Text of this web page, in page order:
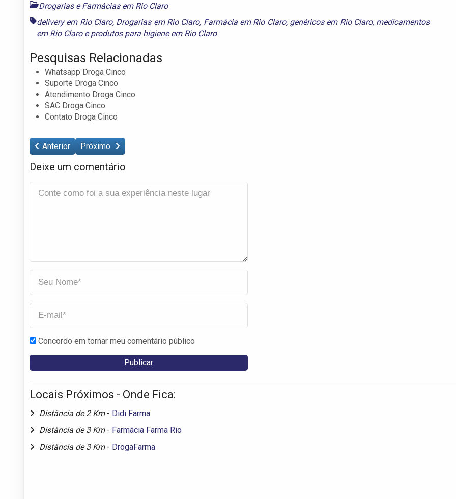
Drogarias e Farmácias em Rio Claro
delivery em Rio Claro, Drogarias em Rio Claro, Farmácia em Rio Claro, genéricos em Rio Claro, medicamentos
em Rio Claroeprodutos para higiene em Rio Claro
Pesquisas Relacionadas
Whatsapp Droga Cinco
Suporte Droga Cinco
Atendimento Droga Cinco
SAC Droga Cinco
Contato Droga Cinco
Anterior Próximo
Deixe um comentário
Concordo em tornar meu comentário público
Locais Próximos - Onde Fica:
Distância de 2 Km - Didi Farma
Distância de 3 Km - Farmácia Farma Rio
Distância de 3 Km - DrogaFarma